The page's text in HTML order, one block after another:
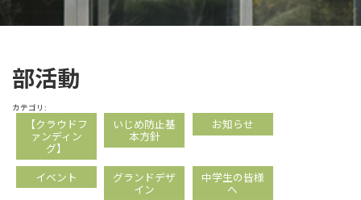
部活動
カテゴリ:
【クラウドフ
ァンディン
グ】
いじめ防止基
本方針
お知らせ
イベント グランドデザ
イン
中学生の皆様
へ